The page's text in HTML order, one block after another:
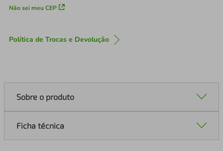
Não sei meu CEP
Política de Trocas e Devolução
Sobre o produto
Ficha técnica